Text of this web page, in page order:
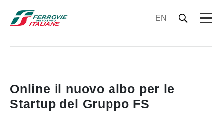
EN
Online il nuovo albo per le
Startup del Gruppo FS